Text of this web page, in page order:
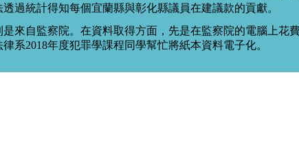
過統計得知每個宜蘭縣與彰化縣議員在建議款的貢獻。
來自監察院。在資料取得方面，先是在監察院的電腦上花
系2018年度犯罪學課程同學幫忙將紙本資料電子化。